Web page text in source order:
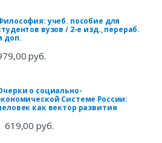
учеб. пособие для
вузов / 2-е изд., перераб.
доп.
руб.
о социально-
Системе России:
как вектор развития
619,00 руб.